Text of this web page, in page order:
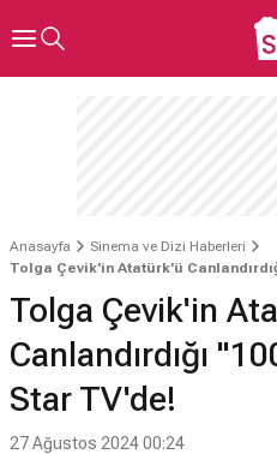
Anasayfa
Sinema ve Dizi Haberleri
Tolga Çevik'in Atatürk'ü
Tolga Çevik'in
Canlandırdığı
Star TV'de!
27 Ağustos 2024 00:24